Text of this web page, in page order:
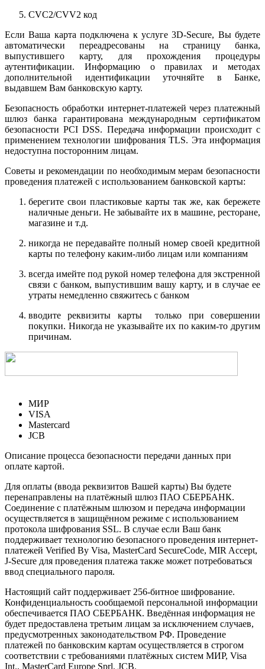
CVC2/CVV2 код
Если Ваша карта подключена к услуге 3D-Secure, Вы будете
автоматически переадресованы на страницу банка,
выпустившего карту, для прохождения процедуры
аутентификации. Информацию о правилах и методах
дополнительной идентификации уточняйте в Банке,
выдавшем Вам банковскую карту.
Безопасность обработки интернет-платежей через платежный
шлюз банка гарантирована международным сертификатом
безопасности PCI DSS. Передача информации происходит с
применением технологии шифрования TLS. Эта информация
недоступна посторонним лицам.
Советы и рекомендации по необходимым мерам безопасности
проведения платежей с использованием банковской карты:
берегите свои пластиковые карты так же, как бережете
наличные деньги. Не забывайте их в машине, ресторане,
магазине и т.д.
никогда не передавайте полный номер своей кредитной
карты по телефону каким-либо лицам или компаниям
всегда имейте под рукой номер телефона для экстренной
связи с банком, выпустившим вашу карту, и в случае ее
утраты немедленно свяжитесь с банком
вводите реквизиты карты только при совершении
покупки. Никогда не указывайте их по каким-то другим
причинам.
МИР
VISA
Mastercard
JCB
Описание процесса безопасности передачи данных при
оплате картой.
Для оплаты (ввода реквизитов Вашей карты) Вы будете
перенаправлены на платёжный шлюз ПАО СБЕРБАНК.
Соединение с платёжным шлюзом и передача информации
осуществляется в защищённом режиме с использованием
протокола шифрования SSL. В случае если Ваш банк
поддерживает технологию безопасного проведения интернет-
платежей Verified By Visa, MasterCard SecureCode, MIR Accept,
J-Secure для проведения платежа также может потребоваться
ввод специального пароля.
Настоящий сайт поддерживает 256-битное шифрование.
Конфиденциальность сообщаемой персональной информации
обеспечивается ПАО СБЕРБАНК. Введённая информация не
будет предоставлена третьим лицам за исключением случаев,
предусмотренных законодательством РФ. Проведение
платежей по банковским картам осуществляется в строгом
соответствии с требованиями платёжных систем МИР, Visa
Int., MasterCard Europe Sprl, JCB.